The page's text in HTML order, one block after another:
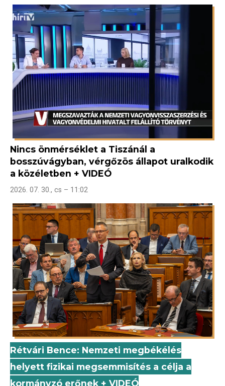
Nincs önmérséklet a Tiszánál a
bosszúvágyban, vérgőzös állapot uralkodik
a közéletben + VIDEÓ
2026. 07. 30., cs – 11:02
Rétvári Bence: Nemzeti megbékélés
helyett fizikai megsemmisítés a célja a
kormányzó erőnek + VIDEÓ